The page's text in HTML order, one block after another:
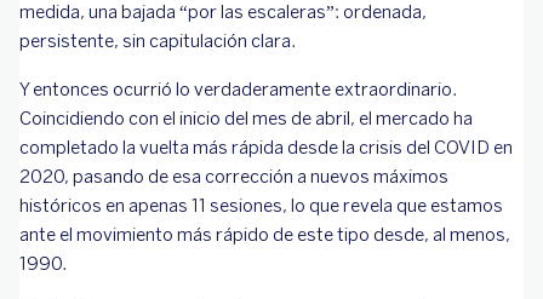
medida, una bajada “por las escaleras”: ordenada,
persistente, sin capitulación clara.
Y entonces ocurrió lo verdaderamente extraordinario.
Coincidiendo con el inicio del mes de abril, el mercado ha
completado la vuelta más rápida desde la crisis del COVID en
2020, pasando de esa corrección a nuevos máximos
históricos en apenas 11 sesiones, lo que revela que estamos
ante el movimiento más rápido de este tipo desde, al menos,
1990.